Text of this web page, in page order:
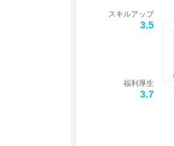
福利厚生
3.7
スキルアップ
3.5